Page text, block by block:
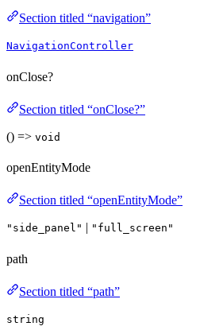
Section titled “navigation”
NavigationController
onClose?
Section titled “onClose?”
() => void
openEntityMode
Section titled “openEntityMode”
"side_panel" | "full_screen"
path
Section titled “path”
string